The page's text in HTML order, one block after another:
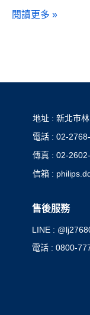
閱讀更多 »
地址 : 新北市
電話 : 02-
傳真 : 02-
信箱 :
售後服務
LINE :
電話 : 0800-